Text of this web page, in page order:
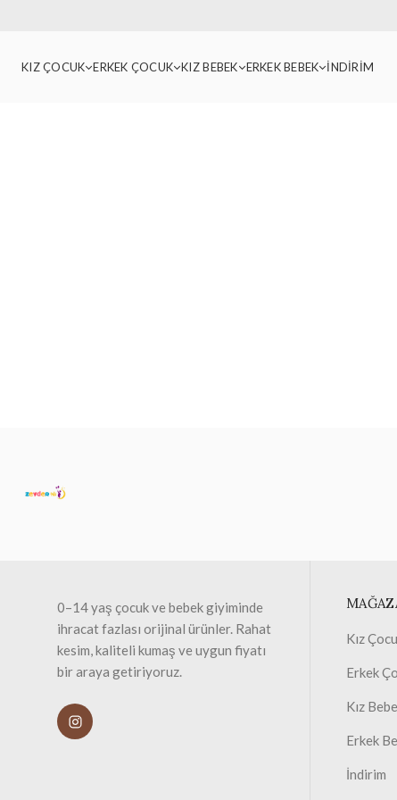
KIZ ÇOCUK ERKEK ÇOCUK KIZ BEBEK ERKEK BEBEK İNDİRİM
0–14 yaş çocuk ve bebek giyiminde
ihracat fazlası orijinal ürünler. Rahat
kesim, kaliteli kumaş ve uygun fiyatı
bir araya getiriyoruz.
Kız
Erkek
Kız
Erkek
İndirim